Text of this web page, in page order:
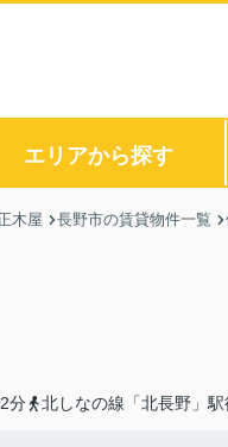
エリアから探す
木屋 長野市の賃貸物件一覧
分
北しなの線「北長野」